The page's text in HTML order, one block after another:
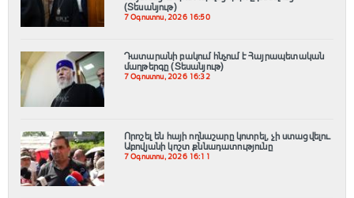
(Տեսանյութ)
7 Օգոստոս, 2026 16:50
Դատարանի բակում հնչում է Հայրապետական
մաղթերգը (Տեսանյութ)
7 Օգոստոս, 2026 16:32
Որոշել են հայի ողնաշարը կոտրել, չի ստացվելու․
Աբովյանի կոշտ քննադատությունը
7 Օգոստոս, 2026 16:11